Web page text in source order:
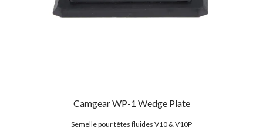
Camgear WP-1 Wedge Plate
Semelle pour têtes fluides V10 & V10P